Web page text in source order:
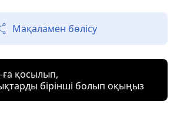
Мақаламен бөлісу
ға қосылып,
бірінші болып оқыңыз